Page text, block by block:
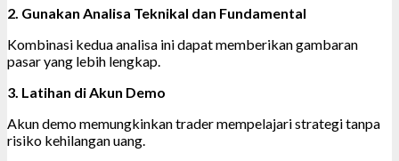
2. Gunakan Analisa Teknikal dan Fundamental
Kombinasi kedua analisa ini dapat memberikan gambaran
pasar yang lebih lengkap.
3. Latihan di Akun Demo
Akun demo memungkinkan trader mempelajari strategi tanpa
risiko kehilangan uang.